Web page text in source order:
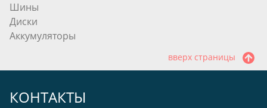
Шины
Диски
Аккумуляторы
вверх страницы
КОНТАКТЫ